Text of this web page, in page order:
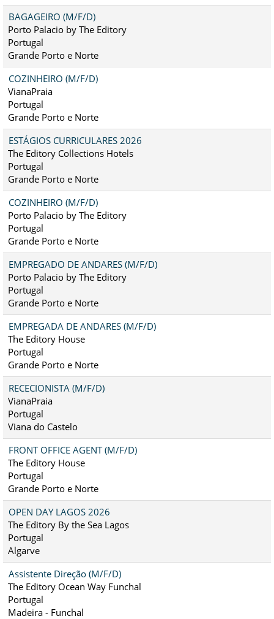
BAGAGEIRO (M/F/D)
Porto Palacio by The Editory
Portugal
Grande Porto e Norte
COZINHEIRO (M/F/D)
VianaPraia
Portugal
Grande Porto e Norte
ESTÁGIOS CURRICULARES 2026
The Editory Collections Hotels
Portugal
Grande Porto e Norte
COZINHEIRO (M/F/D)
Porto Palacio by The Editory
Portugal
Grande Porto e Norte
EMPREGADO DE ANDARES (M/F/D)
Porto Palacio by The Editory
Portugal
Grande Porto e Norte
EMPREGADA DE ANDARES (M/F/D)
The Editory House
Portugal
Grande Porto e Norte
RECECIONISTA (M/F/D)
VianaPraia
Portugal
Viana do Castelo
FRONT OFFICE AGENT (M/F/D)
The Editory House
Portugal
Grande Porto e Norte
OPEN DAY LAGOS 2026
The Editory By the Sea Lagos
Portugal
Algarve
Assistente Direção (M/F/D)
The Editory Ocean Way Funchal
Portugal
Madeira - Funchal